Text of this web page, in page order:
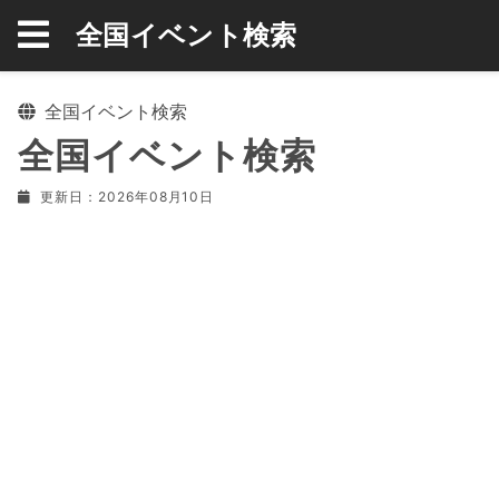
全国イベント検索
全国イベント検索
全国イベント検索
更新日：2026年08月10日